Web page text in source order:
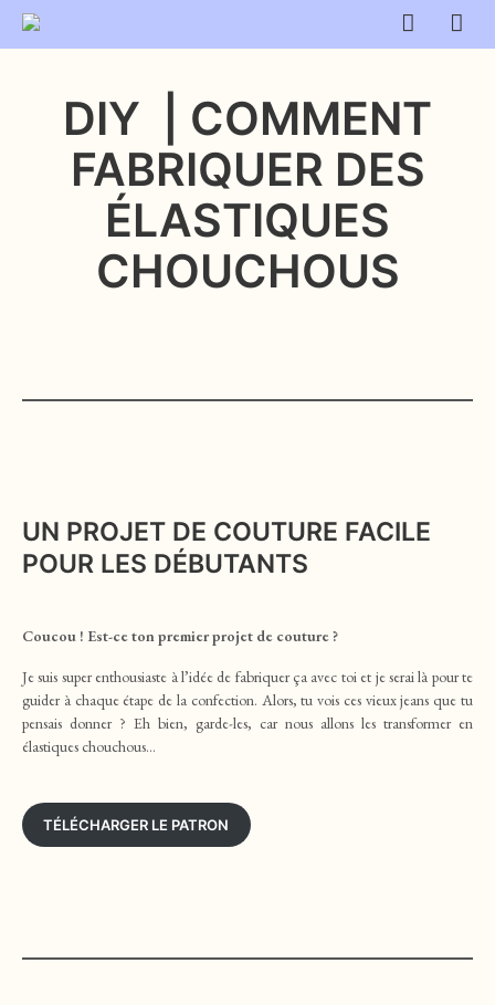
DIY | COMMENT
FABRIQUER DES
ÉLASTIQUES
CHOUCHOUS
UN PROJET DE COUTURE FACILE
POUR LES DÉBUTANTS
Coucou ! Est-ce ton premier projet de couture ?
Je suis super enthousiaste à l’idée de fabriquer ça avec toi et je serai là pour te
guider à chaque étape de la confection. Alors, tu vois ces vieux jeans que tu
pensais donner ? Eh bien, garde-les, car nous allons les transformer en
élastiques chouchous…
TÉLÉCHARGER LE PATRON